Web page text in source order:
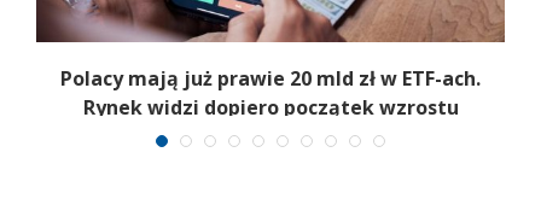
Polacy mają już prawie 20 mld zł w ETF-ach.
Rynek widzi dopiero początek wzrostu